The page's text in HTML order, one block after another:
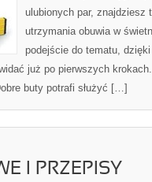
ulubionych par, znajdziesz
utrzymania obuwia w
podejście do tematu,
już po pierwszych
buty potrafi służyć […]
I PRZEPISY